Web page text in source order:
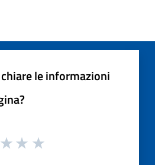
le informazioni